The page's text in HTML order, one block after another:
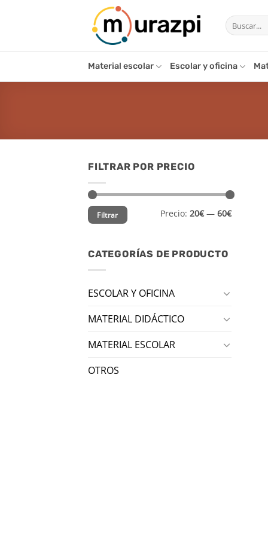
Buscar
por:
Material escolar Escolar y oficina
FILTRAR POR PRECIO
Precio
mínimo
Precio
máximo
Filtrar Precio: 20€— 60€
CATEGORÍAS DE PRODUCTO
ESCOLAR Y OFICINA
MATERIAL DIDÁCTICO
MATERIAL ESCOLAR
OTROS